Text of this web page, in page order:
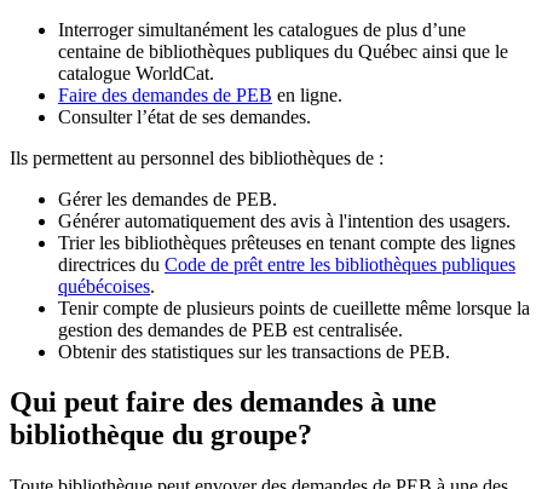
Interroger simultanément les catalogues de plus d’une
centaine de bibliothèques publiques du Québec ainsi que le
catalogue WorldCat.
Faire des demandes de PEB en ligne.
Consulter l’état de ses demandes.
Ils permettent au personnel des bibliothèques de :
Gérer les demandes de PEB.
Générer automatiquement des avis à l'intention des usagers.
Trier les bibliothèques prêteuses en tenant compte des lignes
directrices du Code de prêt entre les bibliothèques publiques
québécoises.
Tenir compte de plusieurs points de cueillette même lorsque la
gestion des demandes de PEB est centralisée.
Obtenir des statistiques sur les transactions de PEB.
Qui peut faire des demandes à une
bibliothèque du groupe?